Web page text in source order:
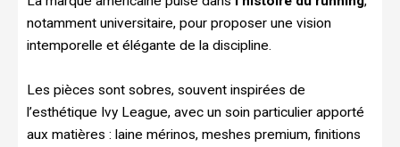
notamment universitaire, pour proposer une vision
intemporelle et élégante de la discipline.
Les pièces sont sobres, souvent inspirées de
l’esthétique Ivy League, avec un soin particulier apporté
aux matières : laine mérinos, meshes premium, finitions